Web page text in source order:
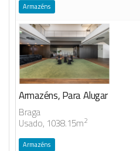
Armazéns
Armazéns, Para Alugar
Braga
Usado, 1038.15m2
Armazéns